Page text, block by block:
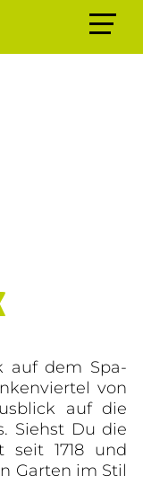
auf dem Spa­
von
auf die
Siehst Du die
seit 1718 und
Garten im Stil